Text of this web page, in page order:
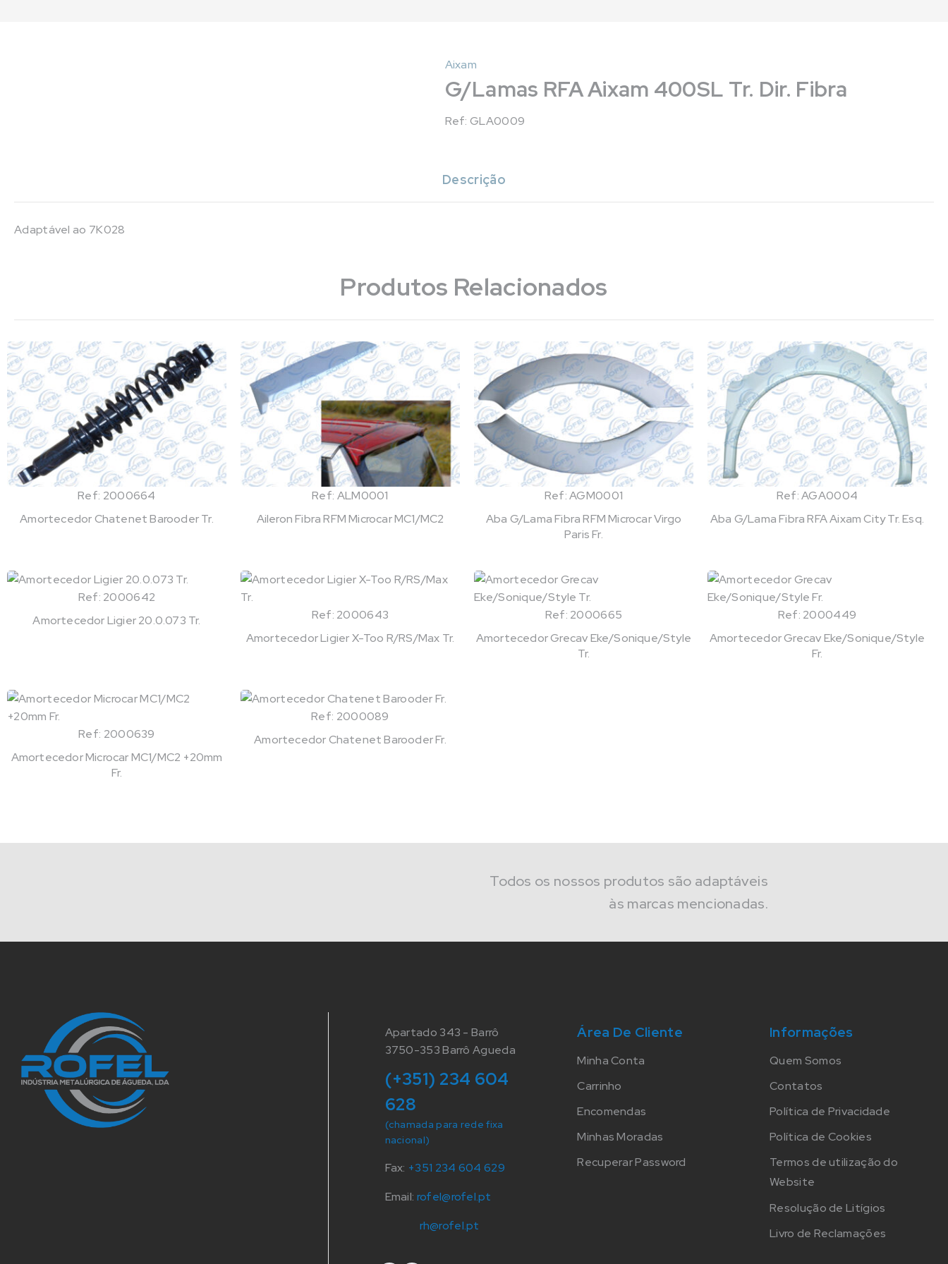
Aixam
G/Lamas RFA Aixam 400SL Tr. Dir. Fibra
Ref: GLA0009
Descrição
Adaptável ao 7K028
Produtos Relacionados
Ref: 2000664
Amortecedor Chatenet Barooder Tr.
Ref: ALM0001
Aileron Fibra RFM Microcar MC1/MC2
Ref: AGM0001
Aba G/Lama Fibra RFM Microcar Virgo
Paris Fr.
Ref: AGA0004
Aba G/Lama Fibra RFA Aixam City Tr. Esq.
Ref: 2000642
Amortecedor Ligier 20.0.073 Tr.
Ref: 2000643
Amortecedor Ligier X-Too R/RS/Max Tr.
Ref: 2000665
Amortecedor Grecav Eke/Sonique/Style
Tr.
Ref: 2000449
Amortecedor Grecav Eke/Sonique/Style
Fr.
Ref: 2000639
Amortecedor Microcar MC1/MC2 +20mm
Fr.
Ref: 2000089
Amortecedor Chatenet Barooder Fr.
Todos os nossos produtos são adaptáveis
às marcas mencionadas.
Apartado 343 - Barrô
3750-353 Barrô Agueda
(+351) 234 604
628
(chamada para rede fixa
nacional)
Fax: +351 234 604 629
Email: rofel@rofel.pt
rh@rofel.pt
Área De Cliente
Minha Conta
Carrinho
Encomendas
Minhas Moradas
Recuperar Password
Informações
Quem Somos
Contatos
Política de Privacidade
Política de Cookies
Termos de utilização do
Website
Resolução de Litígios
Livro de Reclamações